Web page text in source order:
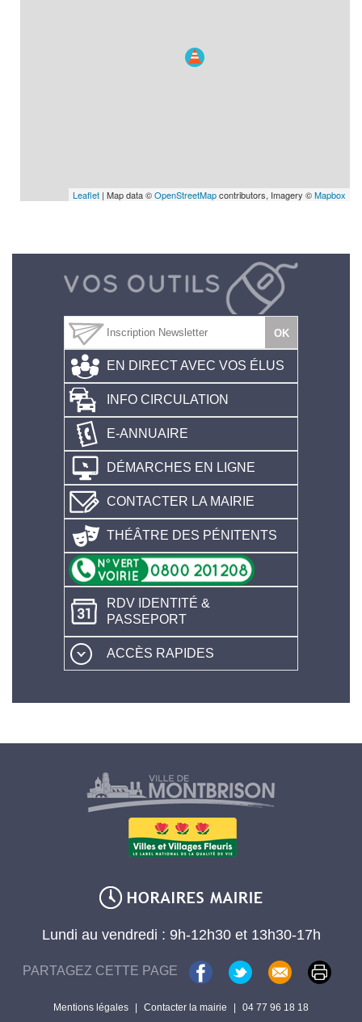
Leaflet | Map data ©OpenStreetMapcontributors, Imagery ©Mapbox
EN DIRECT AVEC VOS ÉLUS
INFO CIRCULATION
E-ANNUAIRE
DÉMARCHES EN LIGNE
CONTACTER LA MAIRIE
THÉÂTRE DES PÉNITENTS
RDV IDENTITÉ &
PASSEPORT
ACCÈS RAPIDES
Lundi au vendredi : 9h-12h30 et 13h30-17h
PARTAGEZ CETTE PAGE
Mentions légales | Contacter la mairie | 04 77 96 18 18